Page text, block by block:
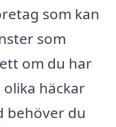
som kan
som
om du har
häckar
behöver du